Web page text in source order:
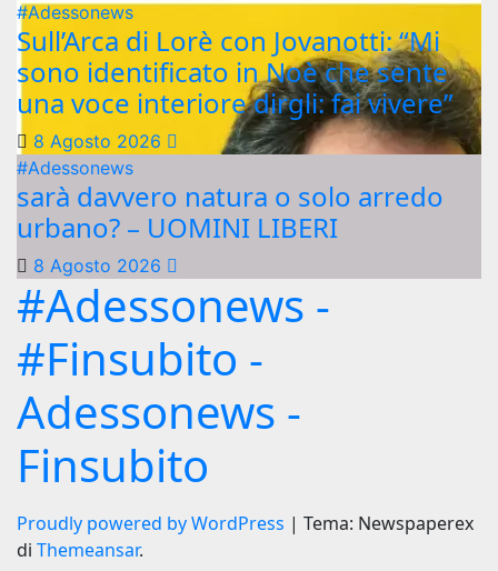
#Adessonews
Sull’Arca di Lorè con Jovanotti: “Mi
sono identificato in Noè che sente
una voce interiore dirgli: fai vivere”
8 Agosto 2026
#Adessonews
sarà davvero natura o solo arredo
urbano? – UOMINI LIBERI
8 Agosto 2026
#Adessonews -
#Finsubito -
Adessonews -
Finsubito
Proudly powered by WordPress | Tema: Newspaperex
di Themeansar.